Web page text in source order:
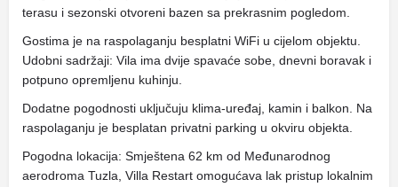
terasu i sezonski otvoreni bazen sa prekrasnim pogledom.
Gostima je na raspolaganju besplatni WiFi u cijelom objektu.
Udobni sadržaji: Vila ima dvije spavaće sobe, dnevni boravak i
potpuno opremljenu kuhinju.
Dodatne pogodnosti uključuju klima-uređaj, kamin i balkon. Na
raspolaganju je besplatan privatni parking u okviru objekta.
Pogodna lokacija: Smještena 62 km od Međunarodnog
aerodroma Tuzla, Villa Restart omogućava lak pristup lokalnim